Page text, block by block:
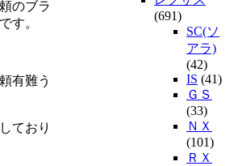
のブラ
す。
有難う
ており
(691)
SC(ソ
アラ)
(42)
IS (41)
ＧＳ
(33)
ＮＸ
(101)
ＲＸ